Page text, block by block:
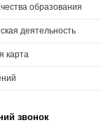
образования
деятельность
карта
звонок